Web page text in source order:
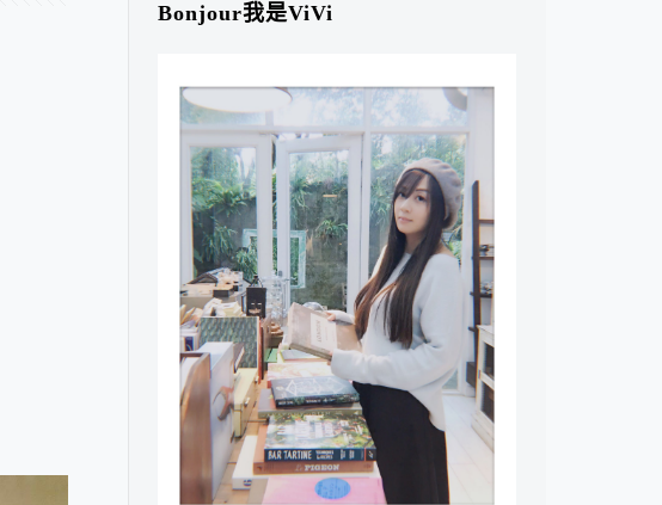
Bonjour我是ViVi